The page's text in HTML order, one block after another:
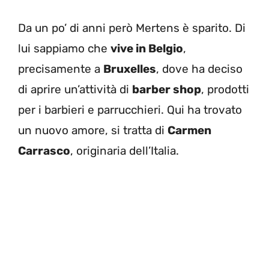
Da un po’ di anni però Mertens è sparito. Di
lui sappiamo che vive in Belgio,
precisamente a Bruxelles, dove ha deciso
di aprire un’attività di barber shop, prodotti
per i barbieri e parrucchieri. Qui ha trovato
un nuovo amore, si tratta di Carmen
Carrasco, originaria dell’Italia.